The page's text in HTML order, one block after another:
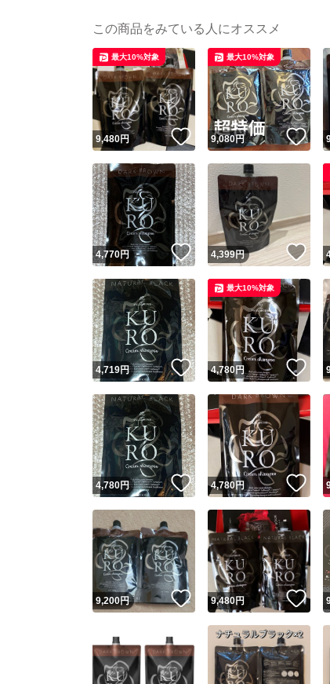
この商品をみている人にオススメ
9,480円 いいね！
最大10%対象
9,080円 い
最大10%対象
4,770円 いいね！
4,399円 い
4,719円 いいね！
4,780円 い
最大10%対象
4,780円 いいね！
4,780円 い
9,200円 いいね！
9,480円 い